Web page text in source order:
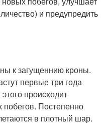
и предупредить
к загущеннию кроны.
первые три года
происходит
побегов. Постепенно
в плотный шар.